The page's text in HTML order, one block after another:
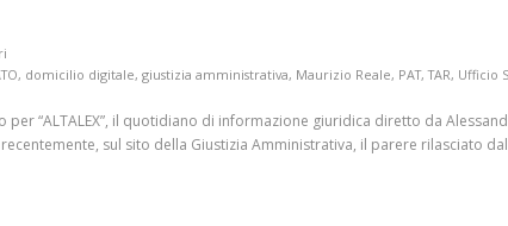
, domicilio digitale, giustizia amministrativa, Maurizio Reale, PAT,TAR, Ufficio
“ALTALEX”, il quotidiano di informazione giuridica diretto da
sul sito della Giustizia Amministrativa, il parere rilasciato